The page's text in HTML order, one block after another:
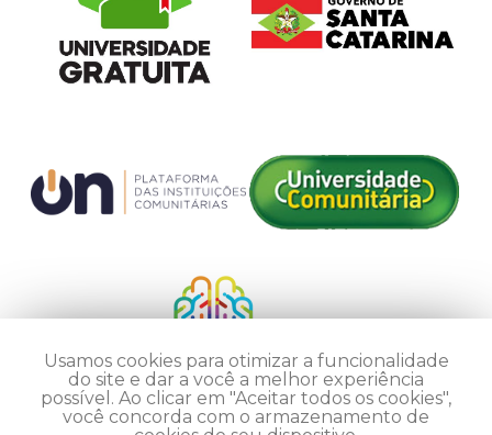
Usamos cookies para otimizar a funcionalidade
do site e dar a você a melhor experiência
possível. Ao clicar em "Aceitar todos os cookies",
você concorda com o armazenamento de